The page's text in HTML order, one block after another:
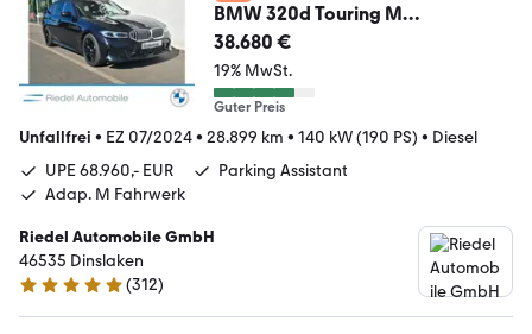
BMW 320d Touring M
Sportpaket*ACC*HiFi*adapLED*
PDC*
38.680 €
19% MwSt.
Guter Preis
Unfallfrei • EZ 07/2024• 28.899 km • 140 kW (190 PS) • Diesel
UPE 68.960,- EUR
Parking Assistant
Adap. M Fahrwerk
Riedel Automobile GmbH
46535 Dinslaken
5 Sterne
(312)